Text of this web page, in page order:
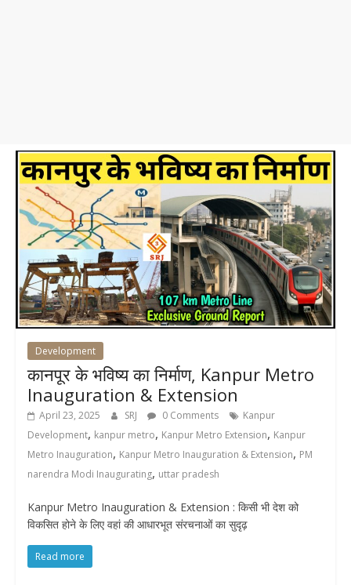
Development
कानपूर के भविष्य का निर्माण, Kanpur Metro
Inauguration & Extension
April 23, 2025 SRJ 0 Comments
Kanpur
Development, kanpur metro, Kanpur Metro Extension, Kanpur
Metro Inauguration, Kanpur Metro Inauguration & Extension, PM
narendra Modi Inaugurating, uttar pradesh
Kanpur Metro Inauguration & Extension : किसी भी देश को
विकसित होने के लिए वहां की आधारभूत संरचनाओं का सुदृढ़
Read more